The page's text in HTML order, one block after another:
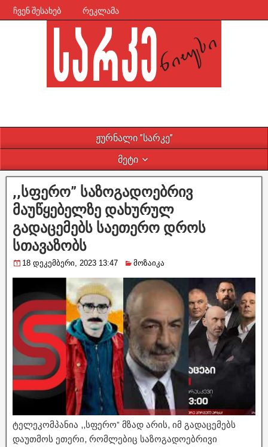
ჩვენ შესახებ რეკლამა
ჟურნალი ”სარკე”
მეტი
,,სფერო” საზოგადოებრივ
მაუწყებელზე დახურულ
გადაცემებს საეთერო დროს
სთავაზობს
18 დეკემბერი, 2023 13:47 მოზაიკა
ტელეკომპანია ,,სფერო” მზად არის, იმ გადაცემებს
დაუთმოს ეთერი, რომლებიც საზოგადოებრივი